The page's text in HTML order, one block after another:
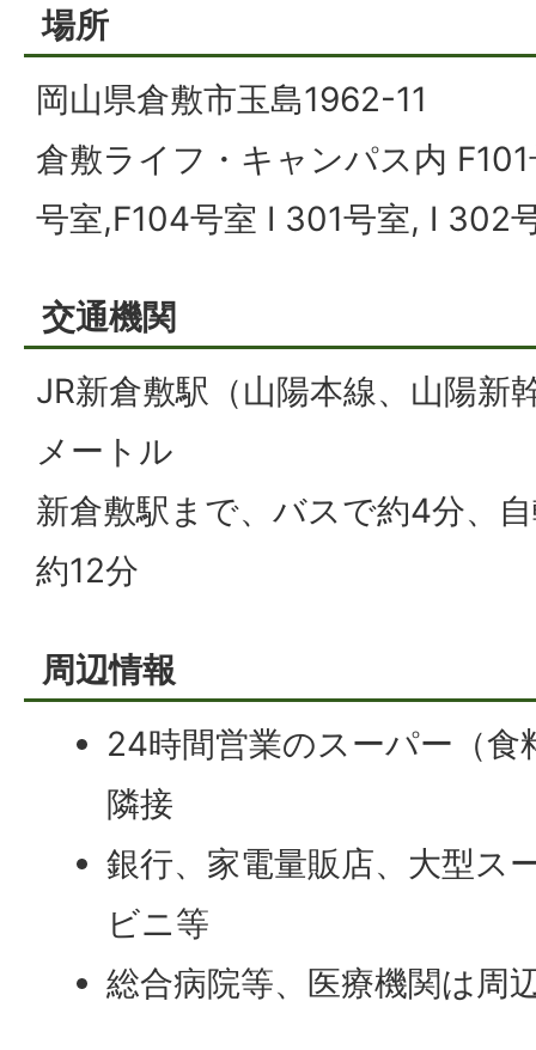
場所
岡山県倉敷市玉島1962-11
倉敷ライフ・キャンパス内
号室,F104号室 I 301号室, I 302
交通機関
JR新倉敷駅（山陽本線、山陽新
メートル
新倉敷駅まで、バスで約4分、
約12分
周辺情報
24時間営業のスーパー（食
隣接
銀行、家電量販店、大型ス
ビニ等
総合病院等、医療機関は周